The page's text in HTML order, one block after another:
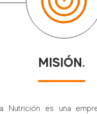
MISIÓN.
Nutrición es una